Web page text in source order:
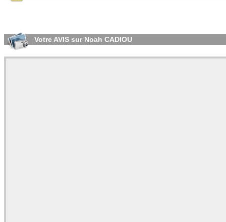
Votre AVIS sur Noah CADIOU